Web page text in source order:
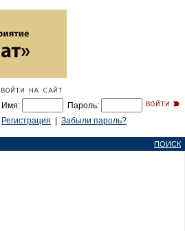
Имя:
Пароль:
Регистрация
Забыли пароль?
ПОИСК